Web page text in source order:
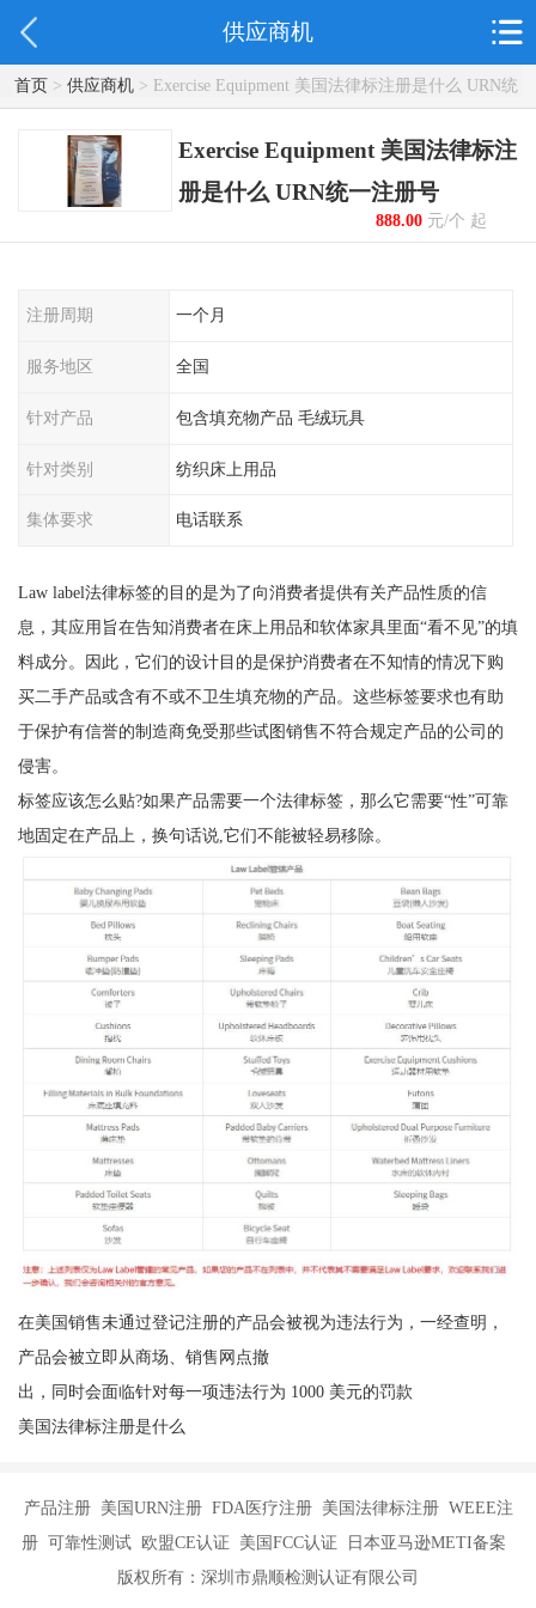
供应商机
首页> 供应商机> Exercise Equipment 美国法律标注册是什么 URN统
一注册号
Exercise Equipment 美国法律标注
册是什么 URN统一注册号
888.00元/个 起
注册周期 一个月
服务地区 全国
针对产品 包含填充物产品 毛绒玩具
针对类别 纺织床上用品
集体要求 电话联系
Law label法律标签的目的是为了向消费者提供有关产品性质的信
息，其应用旨在告知消费者在床上用品和软体家具里面“看不见”的填
料成分。因此，它们的设计目的是保护消费者在不知情的情况下购
买二手产品或含有不或不卫生填充物的产品。这些标签要求也有助
于保护有信誉的制造商免受那些试图销售不符合规定产品的公司的
侵害。
标签应该怎么贴?如果产品需要一个法律标签，那么它需要“性”可靠
地固定在产品上，换句话说,它们不能被轻易移除。
在美国销售未通过登记注册的产品会被视为违法行为，一经查明，
产品会被立即从商场、销售网点撤
出，同时会面临针对每一项违法行为 1000 美元的罚款
美国法律标注册是什么
产品注册 美国URN注册 FDA医疗注册 美国法律标注册 WEEE注
册 可靠性测试 欧盟CE认证 美国FCC认证 日本亚马逊METI备案
版权所有：深圳市鼎顺检测认证有限公司